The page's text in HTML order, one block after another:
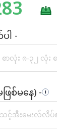
ါ -
ြစ်မနေ) - i